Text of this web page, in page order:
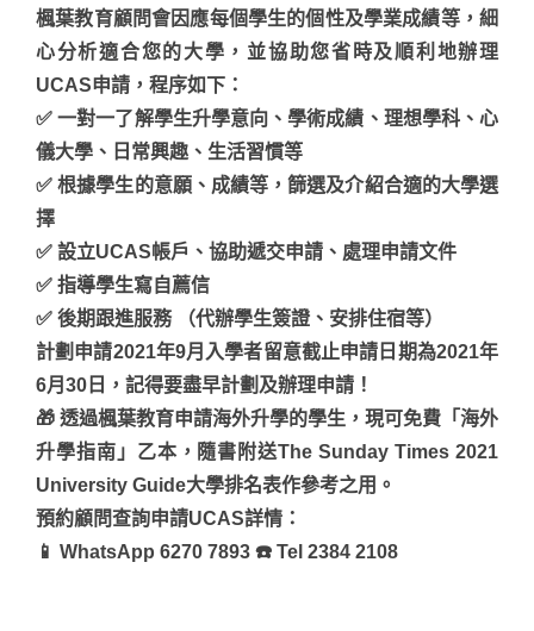
楓葉教育顧問會因應每個學生的個性及學業成績等，細
心分析適合您的大學，並協助您省時及順利地辦理
UCAS申請，程序如下：
✅ 一對一了解學生升學意向、學術成績、理想學科、心
儀大學、日常興趣、生活習慣等
✅ 根據學生的意願、成績等，篩選及介紹合適的大學選
擇
✅ 設立UCAS帳戶、協助遞交申請、處理申請文件
✅ 指導學生寫自薦信
✅ 後期跟進服務 （代辦學生簽證、安排住宿等）
計劃申請2021年9月入學者留意截止申請日期為2021年
6月30日，記得要盡早計劃及辦理申請！
🎁 透過楓葉教育申請海外升學的學生，現可免費「海外
升學指南」乙本，隨書附送The Sunday Times 2021
University Guide大學排名表作參考之用。
預約顧問查詢申請UCAS詳情：
📱 WhatsApp 6270 7893 ☎️ Tel 2384 2108